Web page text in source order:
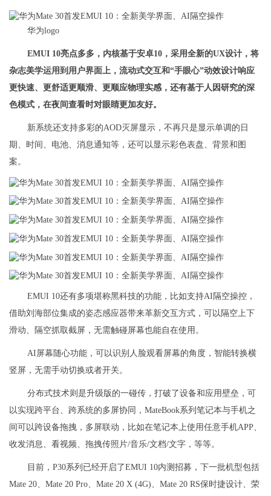
华为logo
EMUI 10亮点多多，内核基于安卓10，采用全新的UX设计，将
杂志美学运用到用户界面上，流动式交互和“手眼心”动效设计响应
更快速、更舒适更顺滑、更顺应物理实感，还有基于人因研究的深
色模式，在夜间查看时对眼睛更加友好。
新系统还支持多彩的AOD灭屏显示，不再只是显示单调的日
期、时间、电池、消息通知等，还可以显示彩色表盘、背景和图
案。
EMUI 10还有多项堪称黑科技的功能，比如支持AI隔空操控，
借助刘海部位集成的姿态感应器带来革新交互方式，可以隔空上下
滑动、隔空抓取截屏，无需触碰屏幕也能自在使用。
AI屏幕随心功能，可以识别人脸观看屏幕的角度，智能转换横
竖屏，无需手动切换或者开关。
分布式技术则是升级版的一碰传，打破了设备和应用壁垒，可
以实现跨平台、跨系统的多屏协同，MateBook系列笔记本与手机之
间可以跨设备拖拽，多屏联动，比如在笔记本上使用任意手机APP、
收发消息、看视频、拖拽传照片/音乐/文档/文字，等等。
目前，P30系列已经开启了EMUI 10内测招募，下一批机型包括
Mate 20、Mate 20 Pro、Mate 20 X (4G)、Mate 20 RS保时捷设计、荣